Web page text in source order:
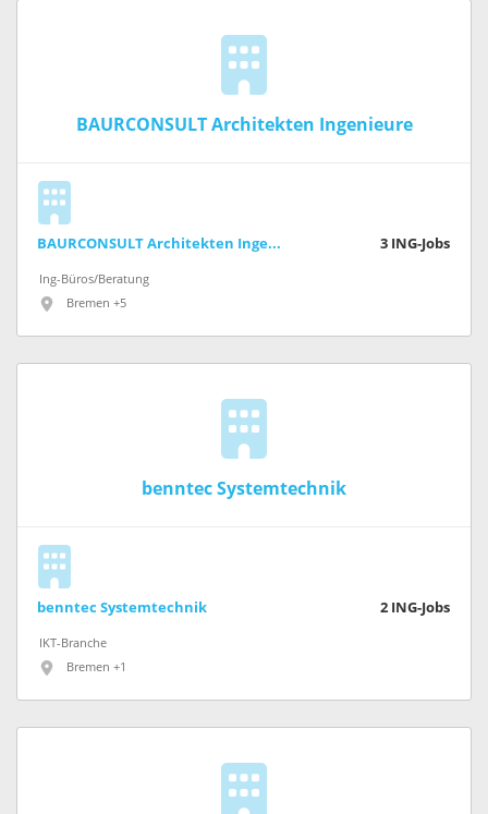
BAURCONSULT Architekten Ingenieure
BAURCONSULT Architekten Ingenieure 3 ING-Jobs
Ing-Büros/Beratung
Bremen +5
benntec Systemtechnik
benntec Systemtechnik 2 ING-Jobs
IKT-Branche
Bremen +1